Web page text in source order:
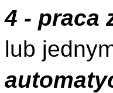
4 - praca
lub